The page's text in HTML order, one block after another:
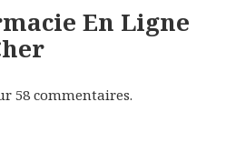
En Ligne
58 commentaires.